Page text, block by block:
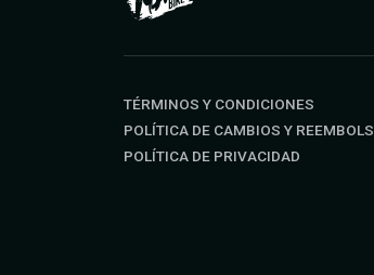
TÉRMINOS Y CONDICIONES
POLÍTICA DE CAMBIOS Y
POLÍTICA DE PRIVACIDAD